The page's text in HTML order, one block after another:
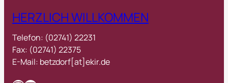
HERZLICH WILLKOMMEN
Telefon: (02741) 22231
Fax: (02741) 22375
E-Mail: betzdorf[at]ekir.de